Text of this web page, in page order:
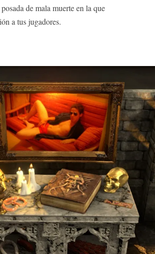
de mala muerte en la que
a tus jugadores.